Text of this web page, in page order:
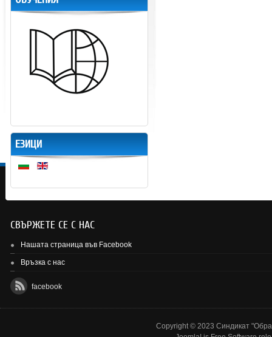
ЕЗИЦИ
СВЪРЖЕТЕ СЕ С НАС
Нашата страница във Facebook
Връзка с нас
facebook
Copyright © 2023 Синдикат